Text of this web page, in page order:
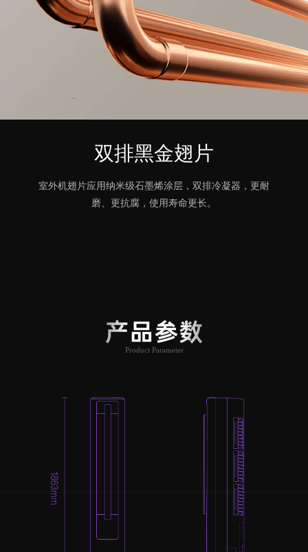
双排黑金翅片
室外机翅片应用纳米级石墨烯涂层，双排冷凝器，更耐
磨、更抗腐，使用寿命更长。
产品参数
Product Parameter